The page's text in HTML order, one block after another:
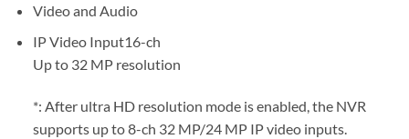
Video and Audio
IP Video Input16-ch
Up to 32 MP resolution
*: After ultra HD resolution mode is enabled, the NVR
supports up to 8-ch 32 MP/24 MP IP video inputs.